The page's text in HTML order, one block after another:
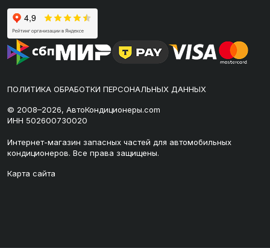
ПОЛИТИКА ОБРАБОТКИ ПЕРСОНАЛЬНЫХ ДАННЫХ
© 2008–2026, АвтоКондиционеры.com
ИНН 502600730020
Интернет-магазин запасных частей для автомобильных
кондиционеров. Все права защищены.
Карта сайта